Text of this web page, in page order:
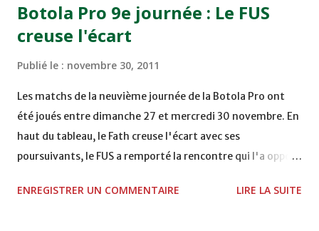
Mardi 06/12/2011 15H00 WAF - OCS au COMPLEXE SPORTIF
DE FES - FES WAC - MAS Reporté pour cause de finale de la
Botola Pro 9e journée : Le FUS
creuse l'écart
Publié le : novembre 30, 2011
Les matchs de la neuvième journée de la Botola Pro ont
été joués entre dimanche 27 et mercredi 30 novembre. En
haut du tableau, le Fath creuse l'écart avec ses
poursuivants, le FUS a remporté la rencontre qui l'a opposé
2, Badr Kachani a ouvert la marque à la 38e pour les
ENREGISTRER UN COMMENTAIRE LIRE LA SUITE